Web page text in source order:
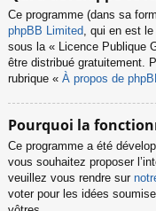
Ce programme (dans sa
phpBB Limited, qui en est
sous la « Licence Publique
être distribué gratuitement.
rubrique « À propos de
Pourquoi la
Ce programme a été
vous souhaitez proposer
veuillez vous rendre sur
voter pour les idées